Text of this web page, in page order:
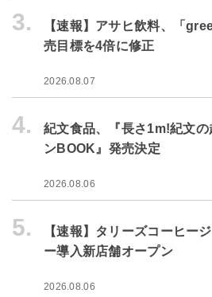
3.
【速報】アサヒ飲料、「
売目標を4倍に修正
2026.08.07
4.
紀文食品、『長さ1m!紀文
ンBOOK』発売決定
2026.08.06
5.
【速報】タリーズコーヒー
ー導入新店舗オープン
2026.08.06